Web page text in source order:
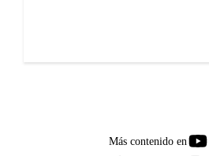
Más contenido en